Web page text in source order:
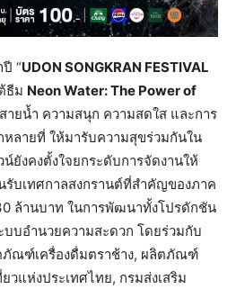
“UDON SONGKRAN FESTIVAL
ธีม Neon Water: The Power of
ายน้ำ ความสนุก ความสดใส และการ
ลายที่ ให้มารับความสุขร่วมกันใน
ยังคงตั้งใจยกระดับการจัดงานให้
บเทศกาลสงกรานต์ที่สำคัญของภาค
ล้านบาท ในการพัฒนาทั้งโปรดักชัน
บอำนวยความสะดวก โดยร่วมกับ
ณฑ์เครื่องดื่มตราช้าง, ผลิตภัณฑ์
วแห่งประเทศไทย, กรมส่งเสริม